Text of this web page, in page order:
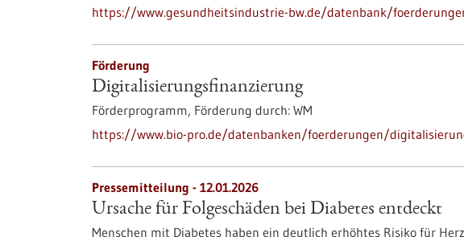
https://www.gesundheitsindustrie-bw.de/datenbank/
Förderung
Digitalisierungs­finanzierung
Förderprogramm, Förderung durch: WM
https://www.bio-pro.de/datenbanken/foerderungen/
Pressemitteilung - 12.01.2026
Ursache für Folgeschäden bei Diabetes entdeckt
Menschen mit Diabetes haben ein deutlich erhöhtes Risiko für